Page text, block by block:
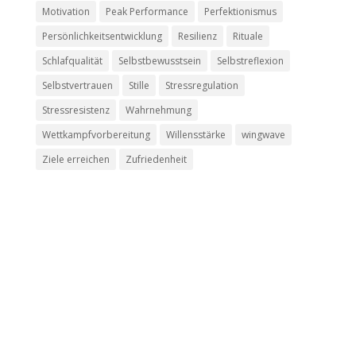
Motivation Peak Performance
Perfektionismus
Persönlichkeitsentwicklung
Resilienz
Rituale
Schlafqualität
Selbstbewusstsein
Selbstreflexion
Selbstvertrauen
Stille
Stressregulation
Stressresistenz
Wahrnehmung
Wettkampfvorbereitung
Willensstärke
wingwave
Ziele erreichen
Zufriedenheit